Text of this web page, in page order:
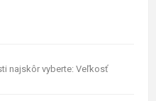
najskôr vyberte: Veľkosť